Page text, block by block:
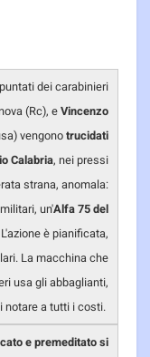
dei carabinieri
(Rc), eVincenzo
vengonotrucidati
Calabria, nei pressi
strana, anomala:
un'Alfa 75 del
è pianificata,
La macchina che
usa gli abbaglianti,
notare a tutti i costi.
e premeditato si